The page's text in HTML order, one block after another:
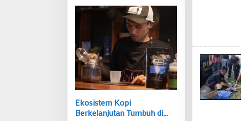
Ekosistem Kopi
Berkelanjutan Tumbuh di